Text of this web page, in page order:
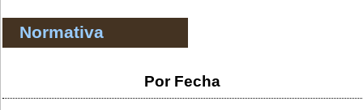
Normativa
Por Fecha